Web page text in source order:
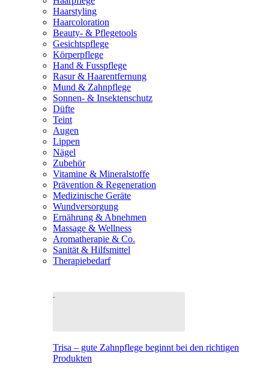
Haarstyling
Haarcoloration
Beauty- & Pflegetools
Gesichtspflege
Körperpflege
Hand & Fusspflege
Rasur & Haarentfernung
Mund & Zahnpflege
Sonnen- & Insektenschutz
Düfte
Teint
Augen
Lippen
Nägel
Zubehör
Vitamine & Mineralstoffe
Prävention & Regeneration
Medizinische Geräte
Wundversorgung
Ernährung & Abnehmen
Massage & Wellness
Aromatherapie & Co.
Sanität & Hilfsmittel
Therapiebedarf
Trisa – gute Zahnpflege beginnt bei den richtigen
Produkten